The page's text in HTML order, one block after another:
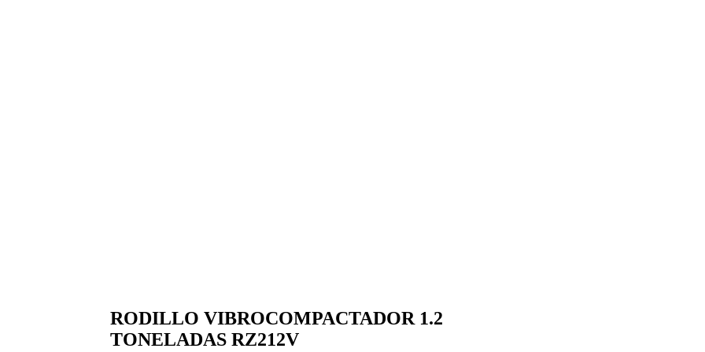
RODILLO VIBROCOMPACTADOR 1.2
TONELADAS RZ212V